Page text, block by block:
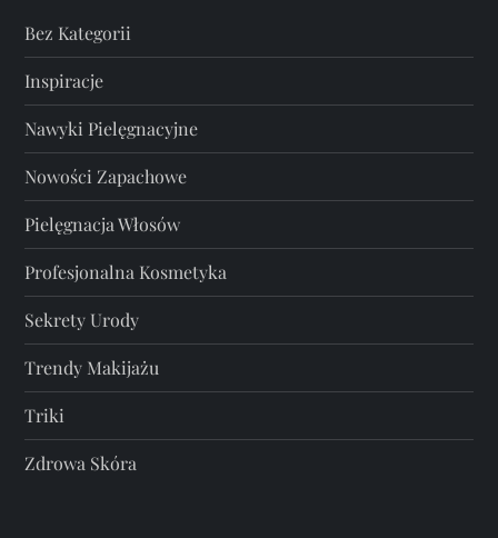
Bez Kategorii
Inspiracje
Nawyki Pielęgnacyjne
Nowości Zapachowe
Pielęgnacja Włosów
Profesjonalna Kosmetyka
Sekrety Urody
Trendy Makijażu
Triki
Zdrowa Skóra